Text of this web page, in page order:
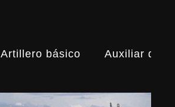
Artillero básico Auxiliar de